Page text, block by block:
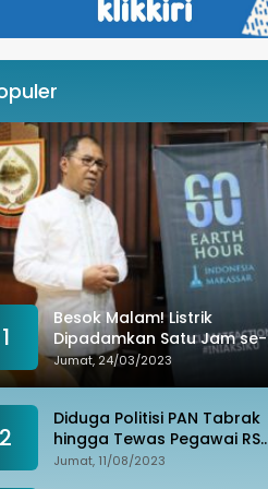
1
Besok Malam! Listrik
Dipadamkan Satu Jam se-
Kota Makassar: Merespons
Perubahan Iklim
Jumat, 24/03/2023
2
Diduga Politisi PAN Tabrak
hingga Tewas Pegawai RS
Wahidin, Istri Korban: Kami
Jumat, 11/08/2023